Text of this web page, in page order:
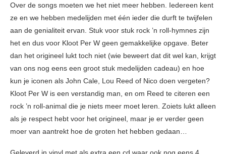
Over de songs moeten we het niet meer hebben. Iedereen kent
ze en we hebben medelijden met één ieder die durft te twijfelen
aan de genialiteit ervan. Stuk voor stuk rock ’n roll-hymnes zijn
het en dus voor Kloot Per W geen gemakkelijke opgave. Beter
dan het origineel lukt toch niet (wie beweert dat dit wel kan, krijgt
van ons nog eens een groot stuk medelijden cadeau) en hoe
kun je iconen als John Cale, Lou Reed of Nico doen vergeten?
Kloot Per W is een verstandig man, en om Reed te citeren een
rock ’n roll-animal die je niets meer moet leren. Zoiets lukt alleen
als je respect hebt voor het origineel, maar je er verder geen
moer van aantrekt hoe de groten het hebben gedaan…